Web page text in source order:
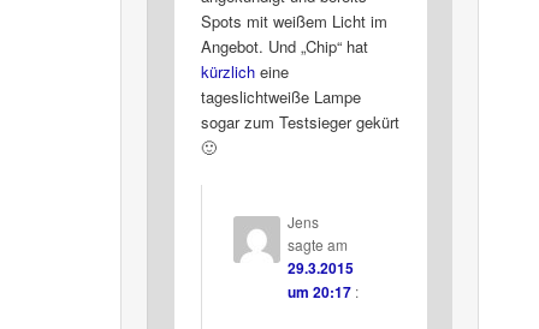
Spots mit weißem Licht im
Angebot. Und „Chip“ hat
kürzlicheine
tageslichtweiße Lampe
sogar zum Testsieger gekürt
🙂
Jens
sagte am
29.3.2015
um 20:17 :